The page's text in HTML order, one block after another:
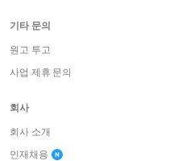
기타 문의
원고 투고
사업 제휴 문의
회사
회사 소개
인재채용